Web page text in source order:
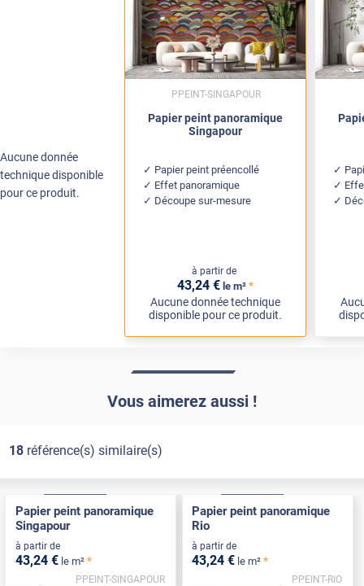
Aucune donnée
technique disponible
pour ce produit.
Papier peint panoramique
Singapour
Papier peint préencollé
Effet panoramique
Découpe sur-mesure
à partir de
43,24 € le m² *
Aucune donnée technique
disponible pour ce produit.
PPEINT-SINGAPOUR
Vous aimerez aussi !
18référence(s) similaire(s)
Papier peint panoramique
Singapour
à partir de
43,24 € le m² *
PPEINT-SINGAPOUR
Papier peint panoramique
Rio
à partir de
43,24 € le m² *
PPEINT-RIO